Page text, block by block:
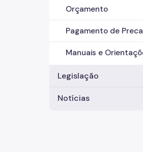
Orçamento
Pagamento de
Manuais e
Legislação
Notícias